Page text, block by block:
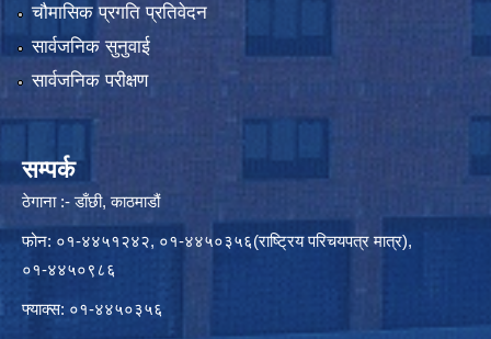
चौमासिक प्रगति प्रतिवेदन
सार्वजनिक सुनुवाई
सार्वजनिक परीक्षण
सम्पर्क
ठेगाना :- डाँछी, काठमाडौं
फोन: ०१-४४५१२४२, ०१-४४५०३५६(राष्ट्रिय परिचयपत्र मात्र),
०१-४४५०९८६
फ्याक्स: ०१-४४५०३५६